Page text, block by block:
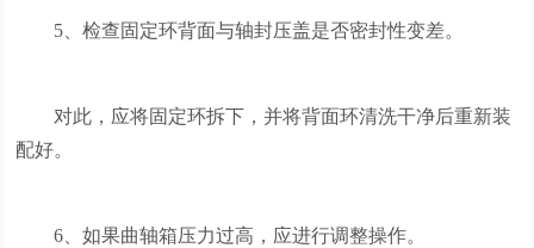
5、检查固定环背面与轴封压盖是否密封性变差。
对此，应将固定环拆下，并将背面环清洗干净后重新装
配好。
6、如果曲轴箱压力过高，应进行调整操作。